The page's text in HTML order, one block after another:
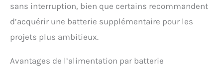
sans interruption, bien que certains recommandent
d’acquérir une batterie supplémentaire pour les
projets plus ambitieux.
Avantages de l’alimentation par batterie